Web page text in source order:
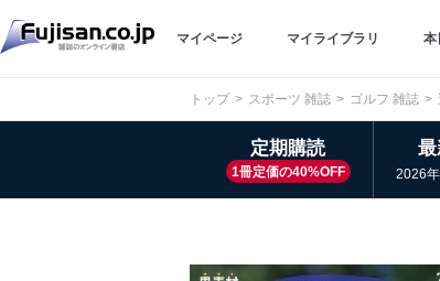
マイページ マイライブラリ 本
トップ スポーツ 雑誌 ゴルフ 雑誌
定期購読
1冊定価の40%OFF 2026